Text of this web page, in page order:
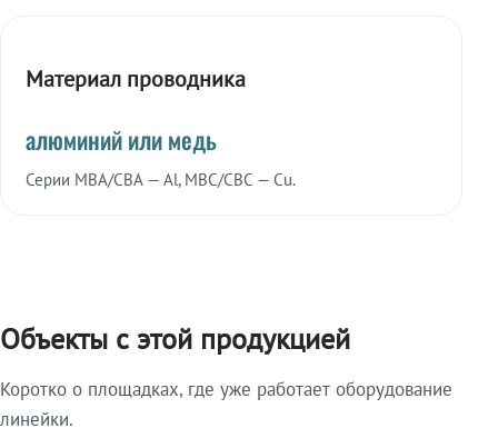
Материал проводника
алюминий или медь
Серии МВА/СВА — Al, МВС/СВС — Cu.
Объекты с этой продукцией
Коротко о площадках, где уже работает оборудование
линейки.